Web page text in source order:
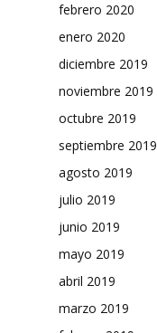
febrero 2020
enero 2020
diciembre 2019
noviembre 2019
octubre 2019
septiembre 2019
agosto 2019
julio 2019
junio 2019
mayo 2019
abril 2019
marzo 2019